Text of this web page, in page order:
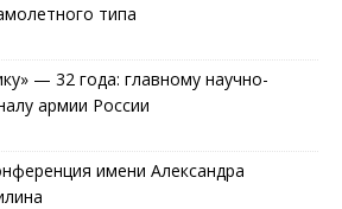
типа
— 32 года: главному научно-
армии России
имени Александра